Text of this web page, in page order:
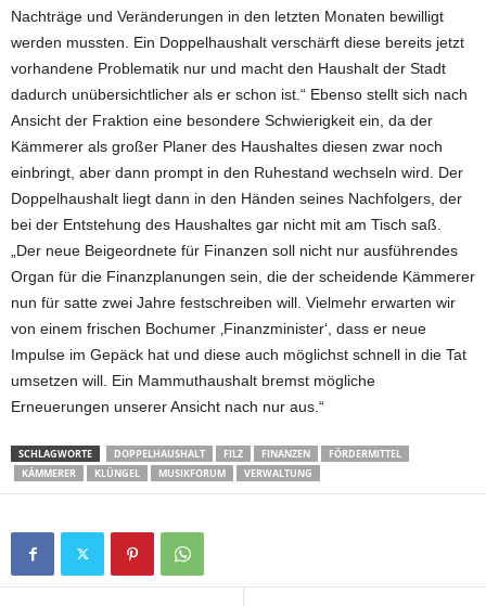
Nachträge und Veränderungen in den letzten Monaten bewilligt
werden mussten. Ein Doppelhaushalt verschärft diese bereits jetzt
vorhandene Problematik nur und macht den Haushalt der Stadt
dadurch unübersichtlicher als er schon ist.“ Ebenso stellt sich nach
Ansicht der Fraktion eine besondere Schwierigkeit ein, da der
Kämmerer als großer Planer des Haushaltes diesen zwar noch
einbringt, aber dann prompt in den Ruhestand wechseln wird. Der
Doppelhaushalt liegt dann in den Händen seines Nachfolgers, der
bei der Entstehung des Haushaltes gar nicht mit am Tisch saß.
„Der neue Beigeordnete für Finanzen soll nicht nur ausführendes
Organ für die Finanzplanungen sein, die der scheidende Kämmerer
nun für satte zwei Jahre festschreiben will. Vielmehr erwarten wir
von einem frischen Bochumer ‚Finanzminister‘, dass er neue
Impulse im Gepäck hat und diese auch möglichst schnell in die Tat
umsetzen will. Ein Mammuthaushalt bremst mögliche
Erneuerungen unserer Ansicht nach nur aus.“
SCHLAGWORTE DOPPELHAUSHALT FILZ FINANZEN
FÖRDERMITTEL
KÄMMERER
KLÜNGEL MUSIKFORUM VERWALTUNG